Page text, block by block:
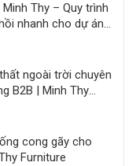
Thy – Quy trình
nhanh cho dự án
ngoài trời chuyên
B2B | Minh Thy
cong gãy cho
Furniture